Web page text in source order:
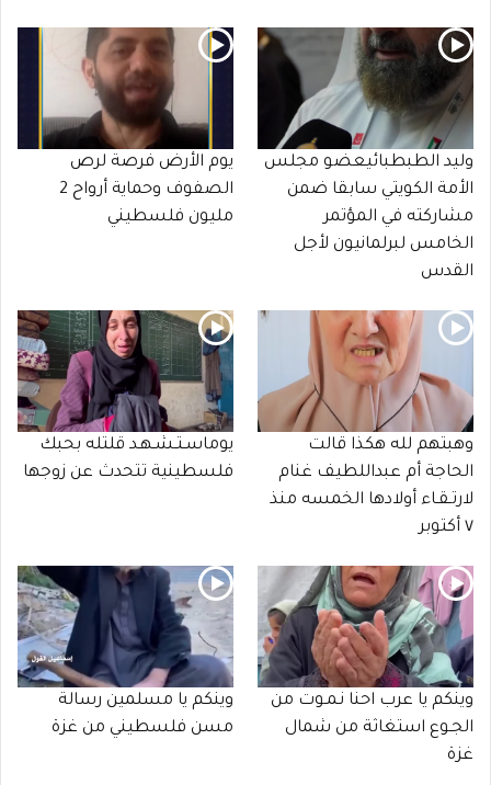
وليد الطبطبائيعضو مجلس
الأمة الكويتي سابقا ضمن
مشاركته في المؤتمر
الخامس لبرلمانيون لأجل
القدس
يوم الأرض فرصة لرص
الصفوف وحماية أرواح 2
مليون فلسطيني
وهبتهم لله هكذا قالت
الحاجة أم عبداللطيف غنام
لارتـقـاء أولادها الخمسه منذ
٧ أكتوبر
يوماسـتـشـهـد قلتله بحبك
فلسطينية تتحدث عن زوجها
وينكم يا عرب احنا نـمـوت من
الجـوع استغاثة من شمال
غزة
وينكم يا مسلمين رسالة
مسن فلسطيني من غزة